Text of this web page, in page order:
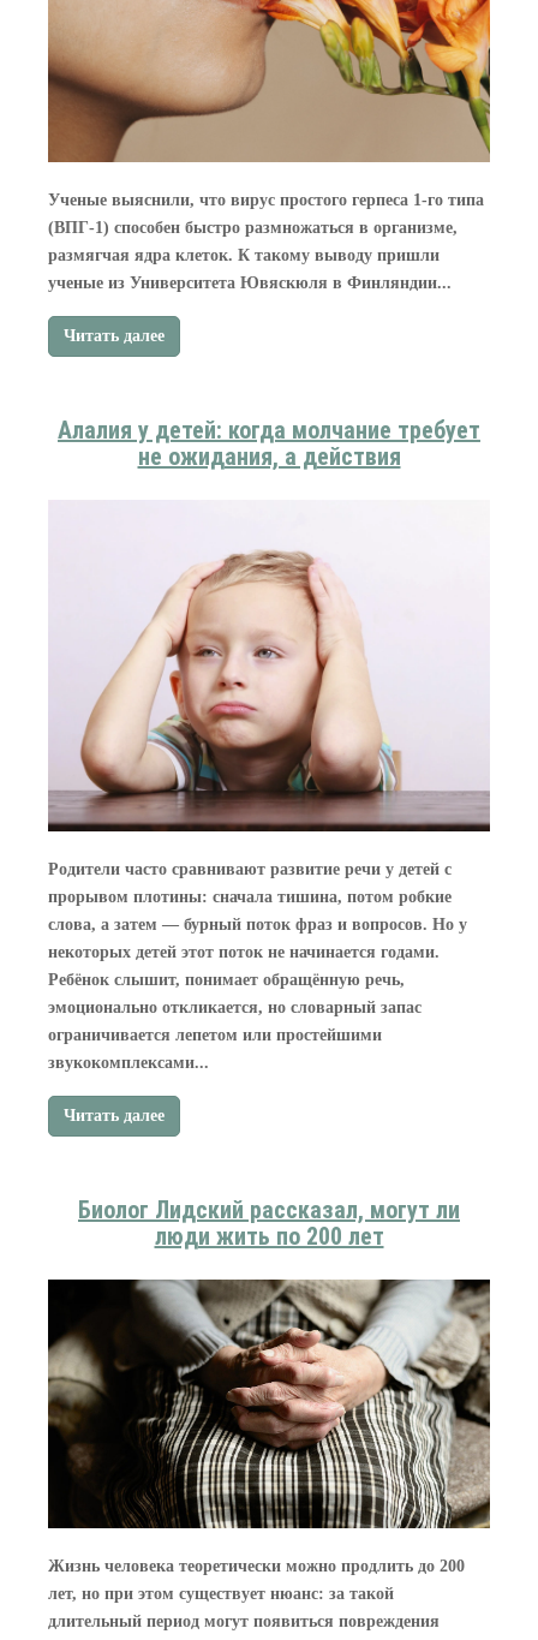
Ученые выяснили, что вирус простого герпеса 1-го типа
(ВПГ-1) способен быстро размножаться в организме,
размягчая ядра клеток. К такому выводу пришли
ученые из Университета Ювяскюля в Финляндии...
Читать далее
Алалия у детей: когда молчание требует
не ожидания, а действия
Родители часто сравнивают развитие речи у детей с
прорывом плотины: сначала тишина, потом робкие
слова, а затем — бурный поток фраз и вопросов. Но у
некоторых детей этот поток не начинается годами.
Ребёнок слышит, понимает обращённую речь,
эмоционально откликается, но словарный запас
ограничивается лепетом или простейшими
звукокомплексами...
Читать далее
Биолог Лидский рассказал, могут ли
люди жить по 200 лет
Жизнь человека теоретически можно продлить до 200
лет, но при этом существует нюанс: за такой
длительный период могут появиться повреждения